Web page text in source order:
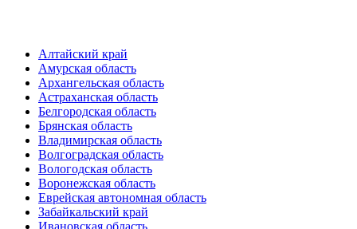
Алтайский край
Амурская область
Архангельская область
Астраханская область
Белгородская область
Брянская область
Владимирская область
Волгоградская область
Вологодская область
Воронежская область
Еврейская автономная область
Забайкальский край
Ивановская область